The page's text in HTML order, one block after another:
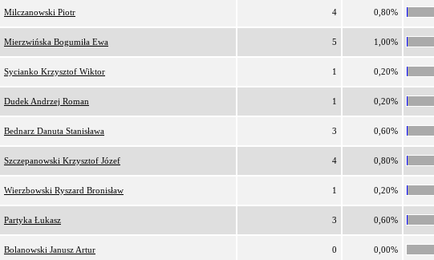
Milczanowski Piotr 4 0,80%
Mierzwińska Bogumiła Ewa 5 1,00%
Sycianko Krzysztof Wiktor 1 0,20%
Dudek Andrzej Roman 1 0,20%
Bednarz Danuta Stanisława 3 0,60%
Szczepanowski Krzysztof Józef 4 0,80%
Wierzbowski Ryszard Bronisław 1 0,20%
Partyka Łukasz 3 0,60%
Bolanowski Janusz Artur 0 0,00%